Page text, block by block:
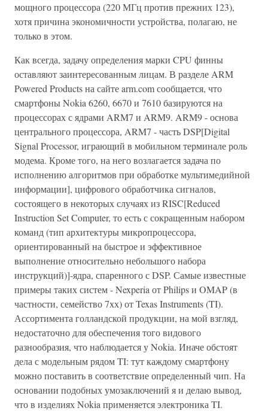
мощного процессора (220 МГц против прежних 123),
хотя причина экономичности устройства, полагаю, не
только в этом.
Как всегда, задачу определения марки CPU финны
оставляют заинтересованным лицам. В разделе ARM
Powered Products на сайте arm.com сообщается, что
смартфоны Nokia 6260, 6670 и 7610 базируются на
процессорах с ядрами ARM7 и ARM9. ARM9 - основа
центрального процессора, ARM7 - часть DSP[Digital
Signal Processor, играющий в мобильном терминале роль
модема. Кроме того, на него возлагается задача по
исполнению алгоритмов при обработке мультимедийной
информации], цифрового обработчика сигналов,
состоящего в некоторых случаях из RISC[Reduced
Instruction Set Computer, то есть с сокращенным набором
команд (тип архитектуры микропроцессора,
ориентированный на быстрое и эффективное
выполнение относительно небольшого набора
инструкций)]-ядра, спаренного с DSP. Самые известные
примеры таких систем - Nexperia от Philips и OMAP (в
частности, семейство 7хх) от Texas Instruments (TI).
Ассортимента голландской продукции, на мой взгляд,
недостаточно для обеспечения того видового
разнообразия, что наблюдается у Nokia. Иначе обстоят
дела с модельным рядом TI: тут каждому смартфону
можно поставить в соответствие определенный чип. На
основании подобных умозаключений я и делаю вывод,
что в изделиях Nokia применяется электроника TI.